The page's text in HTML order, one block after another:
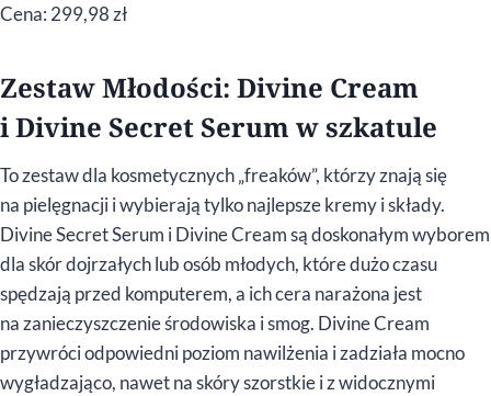
Cena: 299,98 zł
Zestaw Młodości: Divine Cream
i Divine Secret Serum w szkatule
To zestaw dla kosmetycznych „freaków”, którzy znają się
na pielęgnacji i wybierają tylko najlepsze kremy i składy.
Divine Secret Serum i Divine Cream są doskonałym wyborem
dla skór dojrzałych lub osób młodych, które dużo czasu
spędzają przed komputerem, a ich cera narażona jest
na zanieczyszczenie środowiska i smog. Divine Cream
przywróci odpowiedni poziom nawilżenia i zadziała mocno
wygładzająco, nawet na skóry szorstkie i z widocznymi